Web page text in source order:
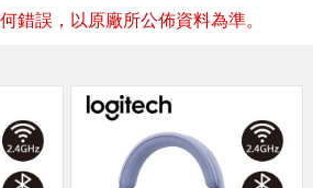
錯誤，以原廠所公佈資料為準。